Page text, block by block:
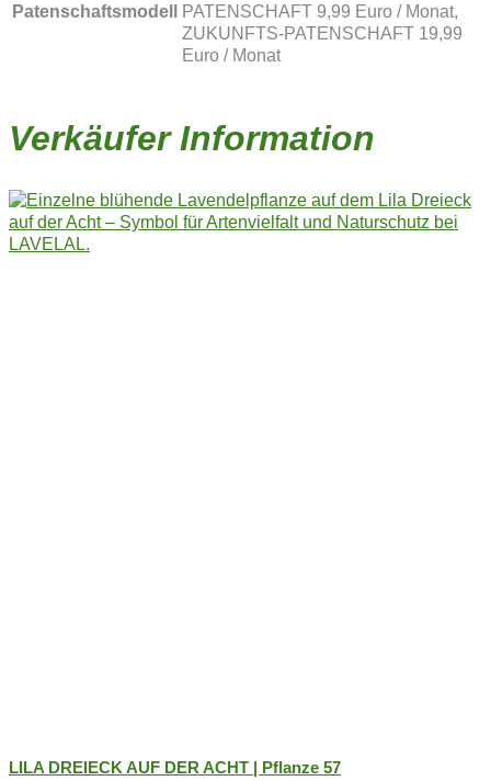
Patenschaftsmodell
PATENSCHAFT 9,99 Euro / Monat,
ZUKUNFTS-PATENSCHAFT 19,99
Euro / Monat
Verkäufer Information
LILA DREIECK AUF DER ACHT | Pflanze 57